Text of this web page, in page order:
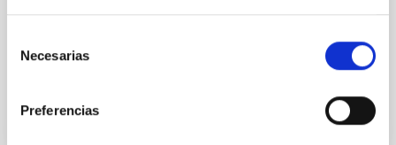
Necesarias
Preferencias
El calendario laboral es el instrumento técnico a
y la fijación de los horarios, con motivo de la...